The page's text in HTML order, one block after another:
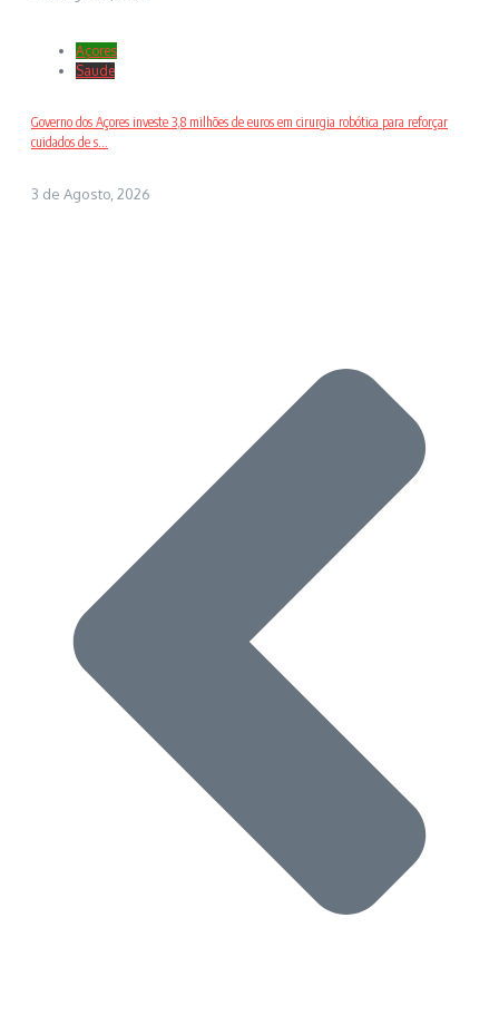
Açores
Saude
Governo dos Açores investe 3,8 milhões de euros em cirurgia robótica para reforçar
cuidados de s...
3 de Agosto, 2026